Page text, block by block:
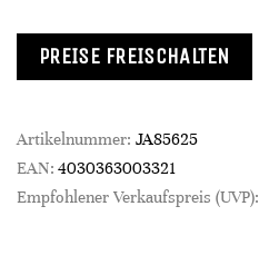
PREISE FREISCHALTEN
Artikelnummer: JA85625
EAN: 4030363003321
Empfohlener Verkaufspreis (UVP):